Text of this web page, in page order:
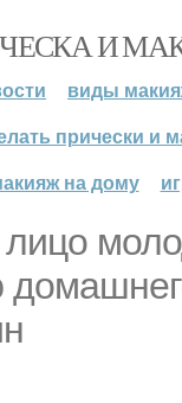
И
виды
прически и
на дому